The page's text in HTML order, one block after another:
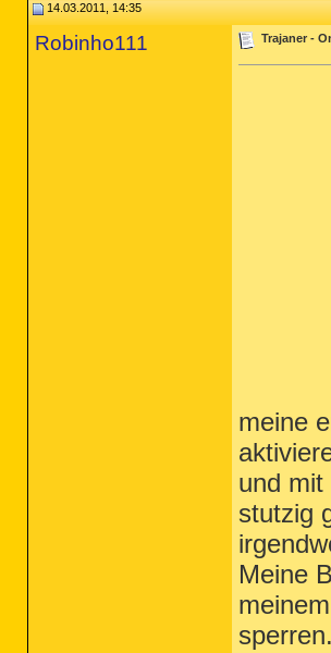
14.03.2011, 14:35
Robinho111 Trajaner -
meine
und
stutzig
Meine
sperren.